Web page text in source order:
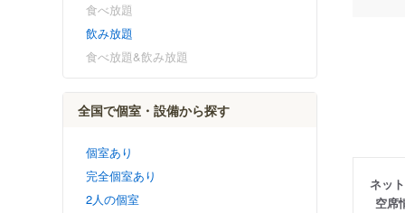
食べ放題
飲み放題
食べ放題&飲み放題
全国で個室・設備から探す
個室あり
完全個室あり
2人の個室
ネッ
空席